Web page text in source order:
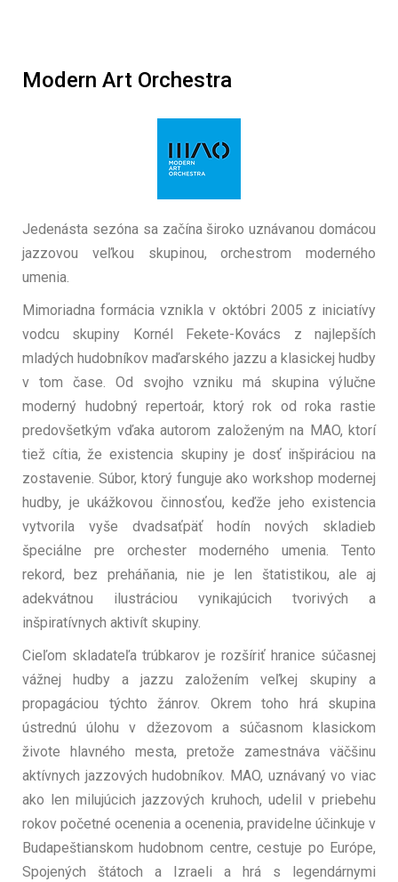
Modern Art Orchestra
Jedenásta sezóna sa začína široko uznávanou domácou
jazzovou veľkou skupinou, orchestrom moderného
umenia.
Mimoriadna formácia vznikla v októbri 2005 z iniciatívy
vodcu skupiny Kornél Fekete-Kovács z najlepších
mladých hudobníkov maďarského jazzu a klasickej hudby
v tom čase. Od svojho vzniku má skupina výlučne
moderný hudobný repertoár, ktorý rok od roka rastie
predovšetkým vďaka autorom založeným na MAO, ktorí
tiež cítia, že existencia skupiny je dosť inšpiráciou na
zostavenie. Súbor, ktorý funguje ako workshop modernej
hudby, je ukážkovou činnosťou, keďže jeho existencia
vytvorila vyše dvadsaťpäť hodín nových skladieb
špeciálne pre orchester moderného umenia. Tento
rekord, bez preháňania, nie je len štatistikou, ale aj
adekvátnou ilustráciou vynikajúcich tvorivých a
inšpiratívnych aktivít skupiny.
Cieľom skladateľa trúbkarov je rozšíriť hranice súčasnej
vážnej hudby a jazzu založením veľkej skupiny a
propagáciou týchto žánrov. Okrem toho hrá skupina
ústrednú úlohu v džezovom a súčasnom klasickom
živote hlavného mesta, pretože zamestnáva väčšinu
aktívnych jazzových hudobníkov. MAO, uznávaný vo viac
ako len milujúcich jazzových kruhoch, udelil v priebehu
rokov početné ocenenia a ocenenia, pravidelne účinkuje v
Budapeštianskom hudobnom centre, cestuje po Európe,
Spojených štátoch a Izraeli a hrá s legendárnymi